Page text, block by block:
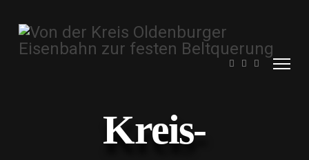
Kreis-